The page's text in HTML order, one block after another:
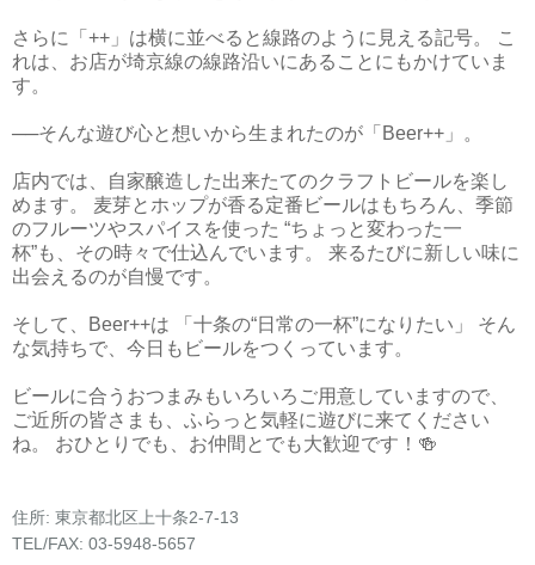
さらに「++」は横に並べると線路のように見える記号。 こ
れは、お店が埼京線の線路沿いにあることにもかけていま
す。
──そんな遊び心と想いから生まれたのが「Beer++」。
店内では、自家醸造した出来たてのクラフトビールを楽し
めます。 麦芽とホップが香る定番ビールはもちろん、季節
のフルーツやスパイスを使った “ちょっと変わった一
杯”も、その時々で仕込んでいます。 来るたびに新しい味に
出会えるのが自慢です。
そして、Beer++は 「十条の“日常の一杯”になりたい」 そん
な気持ちで、今日もビールをつくっています。
ビールに合うおつまみもいろいろご用意していますので、
ご近所の皆さまも、ふらっと気軽に遊びに来てください
ね。 おひとりでも、お仲間とでも大歓迎です！🍻
住所: 東京都北区上十条2-7-13
TEL/FAX: 03-5948-5657